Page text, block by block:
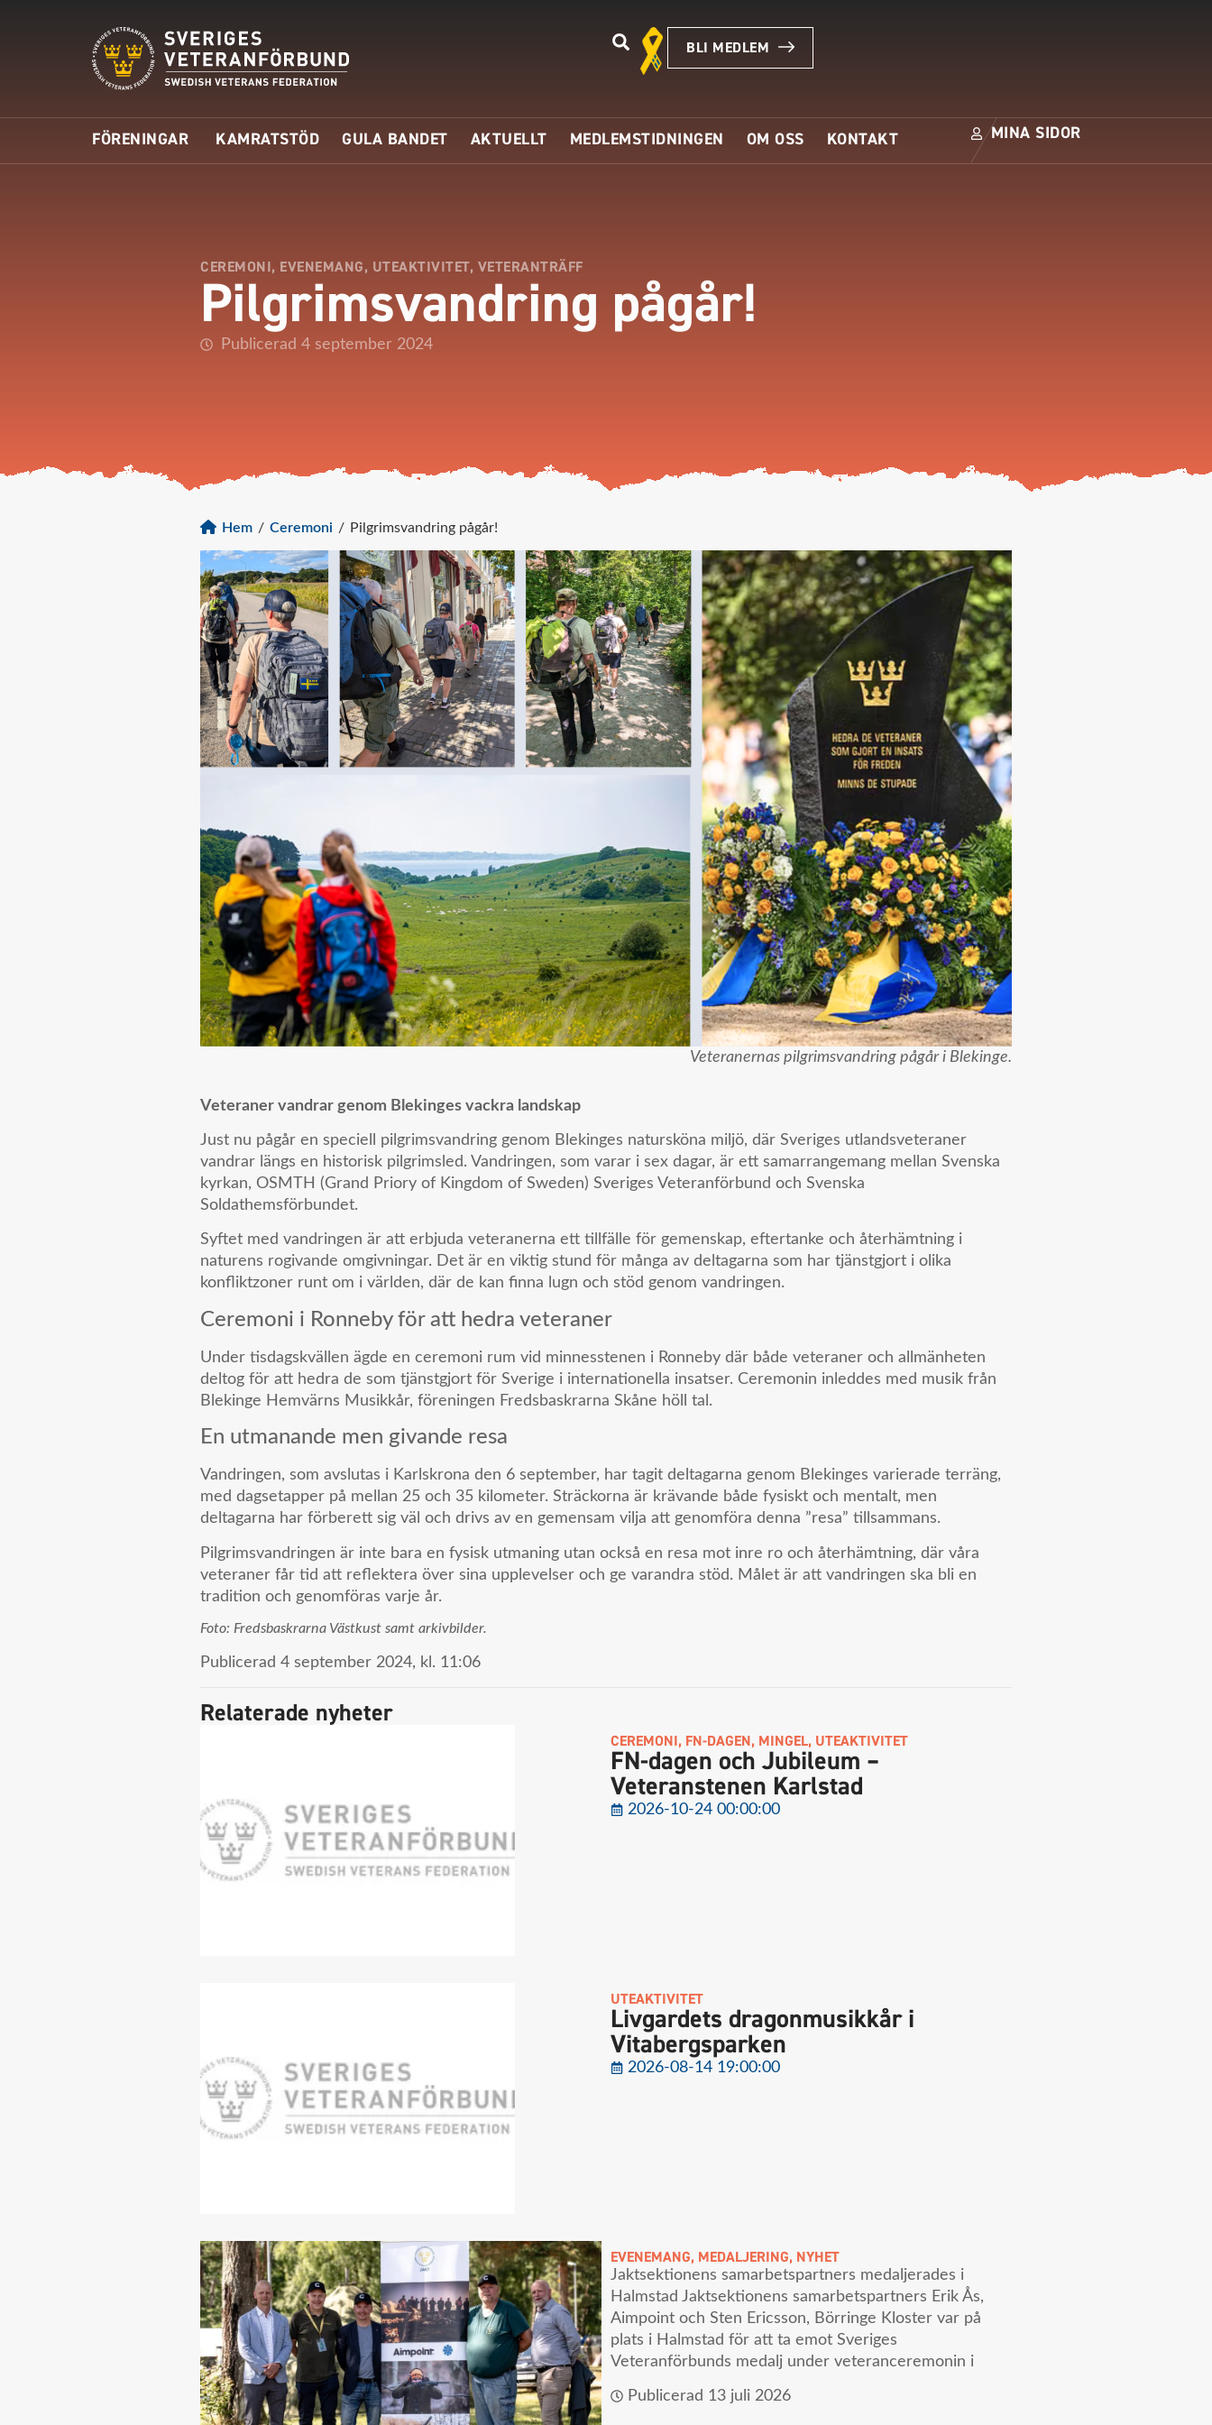
BLI MEDLEM
FÖRENINGAR KAMRATSTÖD GULA BANDET AKTUELLT MEDLEMSTIDNINGEN OM OSS KONTAKT MINA SIDOR
CEREMONI, EVENEMANG, UTEAKTIVITET, VETERANTRÄFF
Pilgrimsvandring pågår!
Publicerad 4 september 2024
Hem / Ceremoni / Pilgrimsvandring pågår!
Veteranernas pilgrimsvandring pågår i Blekinge.
Veteraner vandrar genom Blekinges vackra landskap
Just nu pågår en speciell pilgrimsvandring genom Blekinges natursköna miljö, där Sveriges utlandsveteraner
vandrar längs en historisk pilgrimsled. Vandringen, som varar i sex dagar, är ett samarrangemang mellan Svenska
kyrkan, OSMTH (Grand Priory of Kingdom of Sweden) Sveriges Veteranförbund och Svenska
Soldathemsförbundet.
Syftet med vandringen är att erbjuda veteranerna ett tillfälle för gemenskap, eftertanke och återhämtning i
naturens rogivande omgivningar. Det är en viktig stund för många av deltagarna som har tjänstgjort i olika
konfliktzoner runt om i världen, där de kan finna lugn och stöd genom vandringen.
Ceremoni i Ronneby för att hedra veteraner
Under tisdagskvällen ägde en ceremoni rum vid minnesstenen i Ronneby där både veteraner och allmänheten
deltog för att hedra de som tjänstgjort för Sverige i internationella insatser. Ceremonin inleddes med musik från
Blekinge Hemvärns Musikkår, föreningen Fredsbaskrarna Skåne höll tal.
En utmanande men givande resa
Vandringen, som avslutas i Karlskrona den 6 september, har tagit deltagarna genom Blekinges varierade terräng,
med dagsetapper på mellan 25 och 35 kilometer. Sträckorna är krävande både fysiskt och mentalt, men
deltagarna har förberett sig väl och drivs av en gemensam vilja att genomföra denna ”resa” tillsammans.
Pilgrimsvandringen är inte bara en fysisk utmaning utan också en resa mot inre ro och återhämtning, där våra
veteraner får tid att reflektera över sina upplevelser och ge varandra stöd. Målet är att vandringen ska bli en
tradition och genomföras varje år.
Foto: Fredsbaskrarna Västkust samt arkivbilder.
Publicerad 4 september 2024, kl. 11:06
Relaterade nyheter
CEREMONI, FN-DAGEN, MINGEL, UTEAKTIVITET
FN-dagen och Jubileum –
Veteranstenen Karlstad
2026-10-24 00:00:00
UTEAKTIVITET
Livgardets dragonmusikkår i
Vitabergsparken
2026-08-14 19:00:00
EVENEMANG, MEDALJERING, NYHET
Jaktsektionens samarbetspartners medaljerades i
Halmstad Jaktsektionens samarbetspartners Erik Ås,
Aimpoint och Sten Ericsson, Börringe Kloster var på
plats i Halmstad för att ta emot Sveriges
Veteranförbunds medalj under veteranceremonin i
Publicerad 13 juli 2026